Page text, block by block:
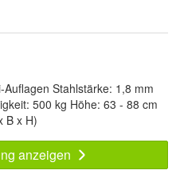
Stahlstärke: 1,8 mm
500 kg Höhe: 63 - 88 cm
B x H)
anzeigen